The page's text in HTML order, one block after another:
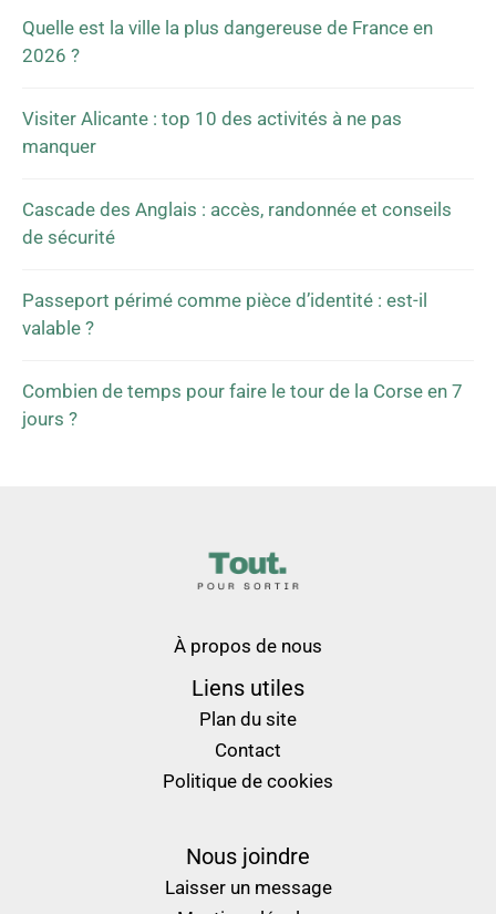
Quelle est la ville la plus dangereuse de France en
2026 ?
Visiter Alicante : top 10 des activités à ne pas
manquer
Cascade des Anglais : accès, randonnée et conseils
de sécurité
Passeport périmé comme pièce d’identité : est-il
valable ?
Combien de temps pour faire le tour de la Corse en 7
jours ?
À propos de nous
Liens utiles
Plan du site
Contact
Politique de cookies
Nous joindre
Laisser un message